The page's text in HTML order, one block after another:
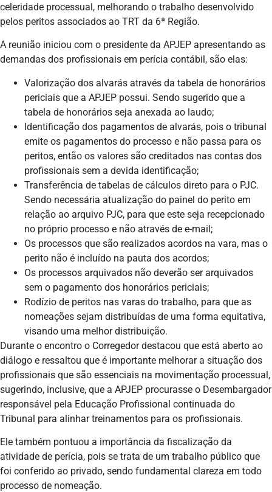
celeridade processual, melhorando o trabalho desenvolvido
pelos peritos associados ao TRT da 6ª Região.
A reunião iniciou com o presidente da APJEP apresentando as
demandas dos profissionais em perícia contábil, são elas:
Valorização dos alvarás através da tabela de honorários
periciais que a APJEP possui. Sendo sugerido que a
tabela de honorários seja anexada ao laudo;
Identificação dos pagamentos de alvarás, pois o tribunal
emite os pagamentos do processo e não passa para os
peritos, então os valores são creditados nas contas dos
profissionais sem a devida identificação;
Transferência de tabelas de cálculos direto para o PJC.
Sendo necessária atualização do painel do perito em
relação ao arquivo PJC, para que este seja recepcionado
no próprio processo e não através de e-mail;
Os processos que são realizados acordos na vara, mas o
perito não é incluído na pauta dos acordos;
Os processos arquivados não deverão ser arquivados
sem o pagamento dos honorários periciais;
Rodízio de peritos nas varas do trabalho, para que as
nomeações sejam distribuídas de uma forma equitativa,
visando uma melhor distribuição.
Durante o encontro o Corregedor destacou que está aberto ao
diálogo e ressaltou que é importante melhorar a situação dos
profissionais que são essenciais na movimentação processual,
sugerindo, inclusive, que a APJEP procurasse o Desembargador
responsável pela Educação Profissional continuada do
Tribunal para alinhar treinamentos para os profissionais.
Ele também pontuou a importância da fiscalização da
atividade de perícia, pois se trata de um trabalho público que
foi conferido ao privado, sendo fundamental clareza em todo
processo de nomeação.